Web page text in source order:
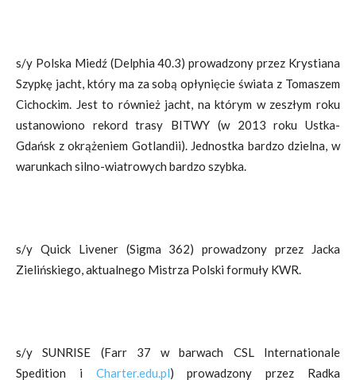
s/y Polska Miedź (Delphia 40.3) prowadzony przez Krystiana
Szypkę jacht, który ma za sobą opłynięcie świata z Tomaszem
Cichockim. Jest to również jacht, na którym w zeszłym roku
ustanowiono rekord trasy BITWY (w 2013 roku Ustka-
Gdańsk z okrążeniem Gotlandii). Jednostka bardzo dzielna, w
warunkach silno-wiatrowych bardzo szybka.
s/y Quick Livener (Sigma 362) prowadzony przez Jacka
Zielińskiego, aktualnego Mistrza Polski formuły KWR.
s/y SUNRISE (Farr 37 w barwach CSL Internationale
Spedition i Charter.edu.pl) prowadzony przez Radka